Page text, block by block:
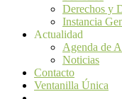
Derechos y
Instancia
Actualidad
Agenda de
Noticias
Contacto
Ventanilla Única